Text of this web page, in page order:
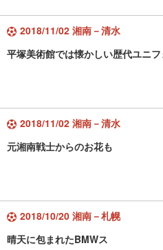
2018/11/02 湘南－清水
平塚美術館では懐かしい歴代ユニ
2018/11/02 湘南－清水
元湘南戦士からのお花も
2018/10/20 湘南－札幌
晴天に包まれたBMWス